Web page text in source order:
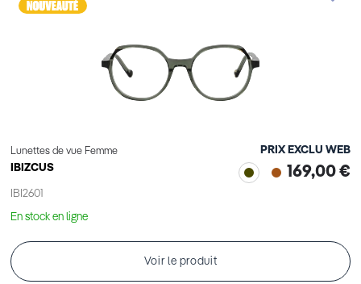
Lunettes de vue Femme
IBIZCUS
IBI2601
PRIX EXCLU WEB
169,00 €
En stock en ligne
Voir le produit